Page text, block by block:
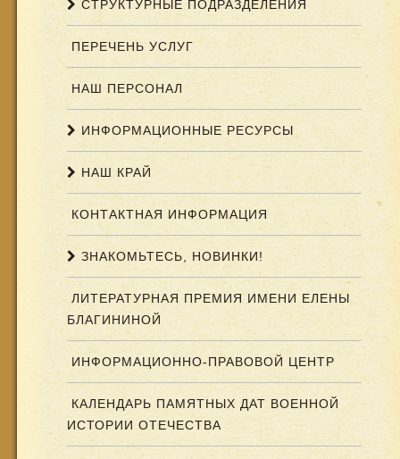
СТРУКТУРНЫЕ ПОДРАЗДЕЛЕНИЯ
ПЕРЕЧЕНЬ УСЛУГ
НАШ ПЕРСОНАЛ
ИНФОРМАЦИОННЫЕ РЕСУРСЫ
НАШ КРАЙ
КОНТАКТНАЯ ИНФОРМАЦИЯ
ЗНАКОМЬТЕСЬ, НОВИНКИ!
ЛИТЕРАТУРНАЯ ПРЕМИЯ ИМЕНИ ЕЛЕНЫ
БЛАГИНИНОЙ
ИНФОРМАЦИОННО-ПРАВОВОЙ ЦЕНТР
КАЛЕНДАРЬ ПАМЯТНЫХ ДАТ ВОЕННОЙ
ИСТОРИИ ОТЕЧЕСТВА